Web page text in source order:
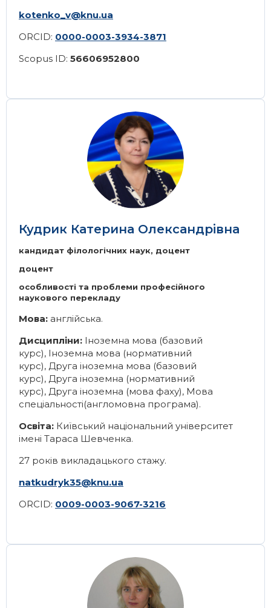
kotenko_v@knu.ua
ORCID: 0000-0003-3934-3871
Scopus ID: 56606952800
Image
Кудрик Катерина Олександрівна
кандидат філологічних наук, доцент
доцент
особливості та проблеми професійного
наукового перекладу
Мова: англійська.
Дисципліни: Іноземна мова (базовий
курс), Іноземна мова (нормативний
курс), Друга іноземна мова (базовий
курс), Друга іноземна (нормативний
курс), Друга іноземна (мова фаху), Мова
спеціальності(англомовна програма).
Освіта: Київський національний університет
імені Тараса Шевченка.
27 років викладацького стажу.
natkudryk35@knu.ua
ORCID: 0009-0003-9067-3216
Image